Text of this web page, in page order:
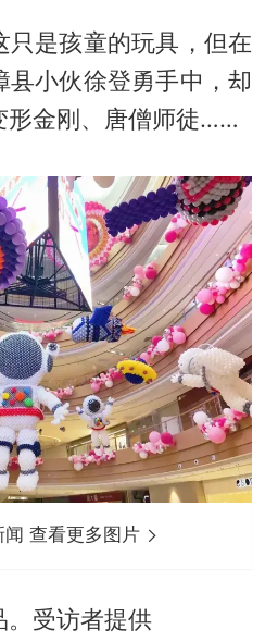
只是孩童的玩具，但在
县小伙徐登勇手中，却
形金刚、唐僧师徒……
闻 查看更多图片
。受访者提供